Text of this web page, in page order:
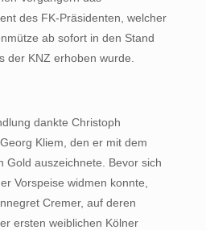
des FK-Präsidenten, welcher
ab sofort in den Stand
der KNZ erhoben wurde.
dankte Christoph
Kliem, den er mit dem
Gold auszeichnete. Bevor sich
Vorspeise widmen konnte,
Cremer, auf deren
ersten weiblichen Kölner